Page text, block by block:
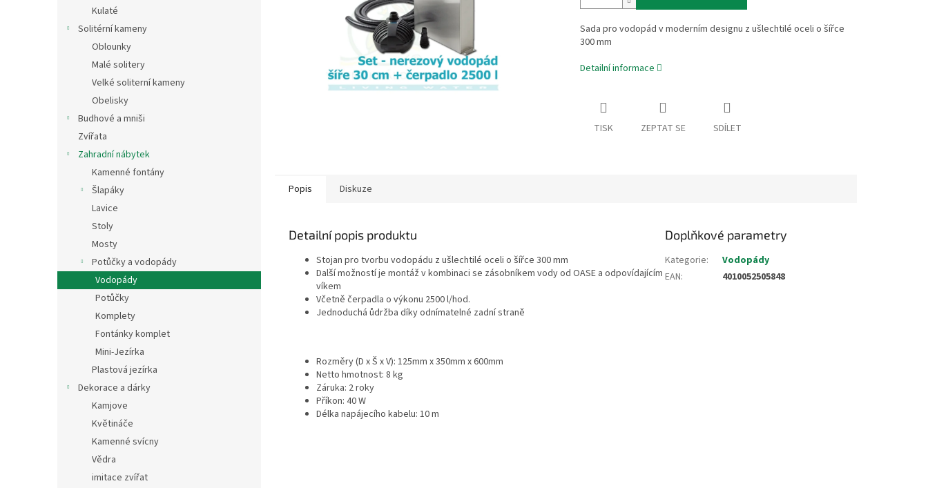
Kulaté
Solitérní kameny
Oblounky
Malé solitery
Velké soliterní kameny
Obelisky
Budhové a mniši
Zvířata
Zahradní nábytek
Kamenné fontány
Šlapáky
Lavice
Stoly
Mosty
Potůčky a vodopády
Vodopády
Potůčky
Komplety
Fontánky komplet
Mini-Jezírka
Plastová jezírka
Dekorace a dárky
Kamjove
Květináče
Kamenné svícny
Vědra
imitace zvířat
Sada pro vodopád v moderním designu z ušlechtilé oceli o šířce
300 mm
Detailní informace
TISK ZEPTAT SE SDÍLET
Popis Diskuze
Detailní popis produktu
Stojan pro tvorbu vodopádu z ušlechtilé oceli o šířce 300 mm
Další možností je montáž v kombinaci se zásobníkem vody od OASE a odpovídajícím
víkem
Včetně čerpadla o výkonu 2500 l/hod.
Jednoduchá ůdržba díky odnímatelné zadní straně
Rozměry (D x Š x V): 125mm x 350mm x 600mm
Netto hmotnost: 8 kg
Záruka: 2 roky
Příkon: 40 W
Délka napájecího kabelu: 10 m
Doplňkové parametry
Kategorie:
Vodopády
EAN: 4010052505848